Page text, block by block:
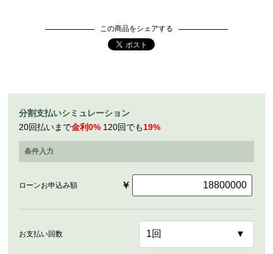
この商品をシェアする
分割支払いシミュレーション
20回払いまで金利0% 120回でも19%
条件入力
ローンお申込み額 ￥
お支払い回数